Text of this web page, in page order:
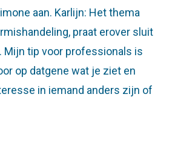
aan. Karlijn: Het thema
praat erover sluit
Mijn tip voor professionals is
op datgene wat je ziet en
in iemand anders zijn of